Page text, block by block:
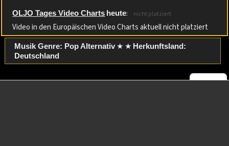
OLJO Tages Video Charts heute: nicht platziert
Video in den Europäischen Video Charts aktuell nicht platziert
Musik Genre: Pop Alternativ★ ★ Herkunftsland:
Deutschland